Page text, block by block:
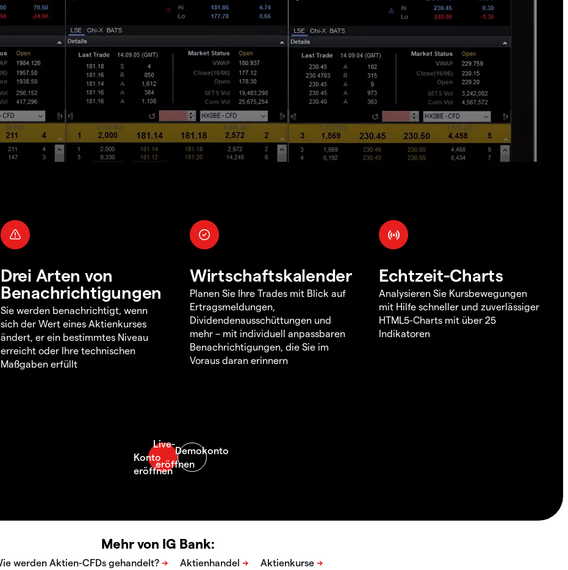
Drei Arten von
Benachrichtigungen
Sie werden benachrichtigt, wenn
sich der Wert eines Aktienkurses
ändert, er ein bestimmtes Niveau
erreicht oder Ihre technischen
Maßgaben erfüllt
Wirtschaftskalender
Planen Sie Ihre Trades mit Blick auf
Ertragsmeldungen,
Dividendenausschüttungen und
mehr – mit individuell anpassbaren
Benachrichtigungen, die Sie im
Voraus daran erinnern
Echtzeit-Charts
Analysieren Sie Kursbewegungen
mit Hilfe schneller und zuverlässiger
HTML5-Charts mit über 25
Indikatoren
Mehr von IG Bank: